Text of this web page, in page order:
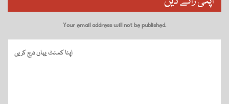
Your email address will not be published.